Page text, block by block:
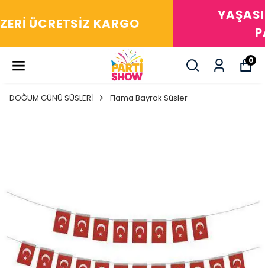
YAŞASIN! ARADIĞIM HERŞEY
PARTİ SHOW'DA
0
DOĞUM GÜNÜ SÜSLERİ Flama Bayrak Süsler